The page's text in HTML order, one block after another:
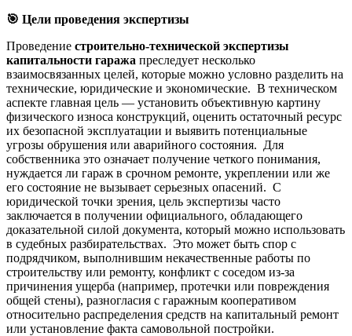
🎯 Цели проведения экспертизы
Проведение строительно-технической экспертизы
капитальности гаража преследует несколько
взаимосвязанных целей, которые можно условно разделить на
технические, юридические и экономические. В техническом
аспекте главная цель — установить объективную картину
физического износа конструкций, оценить остаточный ресурс
их безопасной эксплуатации и выявить потенциальные
угрозы обрушения или аварийного состояния. Для
собственника это означает получение четкого понимания,
нуждается ли гараж в срочном ремонте, укреплении или же
его состояние не вызывает серьезных опасений. С
юридической точки зрения, цель экспертизы часто
заключается в получении официального, обладающего
доказательной силой документа, который можно использовать
в судебных разбирательствах. Это может быть спор с
подрядчиком, выполнившим некачественные работы по
строительству или ремонту, конфликт с соседом из-за
причинения ущерба (например, протечки или повреждения
общей стены), разногласия с гаражным кооперативом
относительно распределения средств на капитальный ремонт
или установление факта самовольной постройки.